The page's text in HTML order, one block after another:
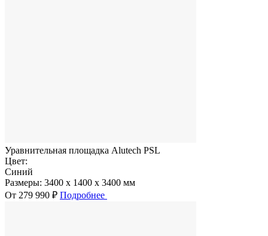
Уравнительная площадка Alutech PSL
Цвет:
Синий
Размеры: 3400 x 1400 x 3400 мм
От 279 990 ₽ Подробнее